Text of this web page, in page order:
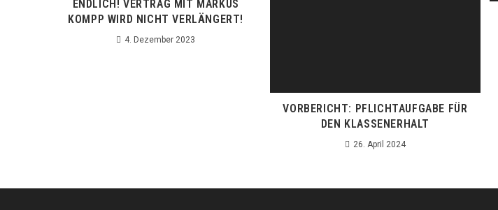
ENDLICH! VERTRAG MIT MARKUS
KOMPP WIRD NICHT VERLÄNGERT!
4. Dezember 2023
VORBERICHT: PFLICHTAUFGABE FÜR
DEN KLASSENERHALT
26. April 2024